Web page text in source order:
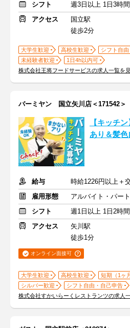
シフト
週3日以上 1日3時
アクセス
国立駅
徒歩2分
大学生歓迎 高校生歓迎
シフト自
未経験者歓迎
1日4h以内可
株式会社王将フードサービスの求人一覧を
バーミヤン 国立矢川店＜171542＞
【キッチ
あり＆髪色
給与
時給1226円以上＋
雇用形態
アルバイト・パート
シフト
週1日以上 1日2時
アクセス
矢川駅
徒歩1分
オンライン面接可
大学生歓迎 高校生歓迎
短期（1ヶ
シルバー歓迎
シフト自由・自己申告
株式会社すかいらーくレストランツの求人